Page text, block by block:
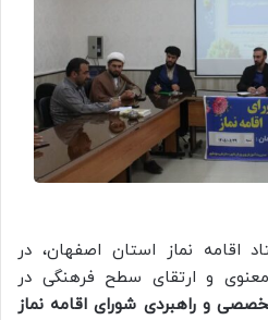
اقامه نماز استان اصفهان، در
و ارتقای سطح فرهنگی در
و راهبردی شورای اقامه نماز